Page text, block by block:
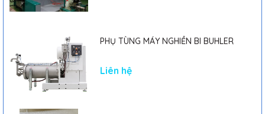
PHỤ TÙNG MÁY NGHIỀN BI BUHLER
Liên hệ